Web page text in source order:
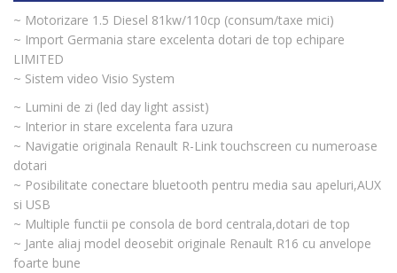
~ Motorizare 1.5 Diesel 81kw/110cp (consum/taxe mici)
~ Import Germania stare excelenta dotari de top echipare
LIMITED
~ Sistem video Visio System
~ Lumini de zi (led day light assist)
~ Interior in stare excelenta fara uzura
~ Navigatie originala Renault R-Link touchscreen cu numeroase
dotari
~ Posibilitate conectare bluetooth pentru media sau apeluri,AUX
si USB
~ Multiple functii pe consola de bord centrala,dotari de top
~ Jante aliaj model deosebit originale Renault R16 cu anvelope
foarte bune